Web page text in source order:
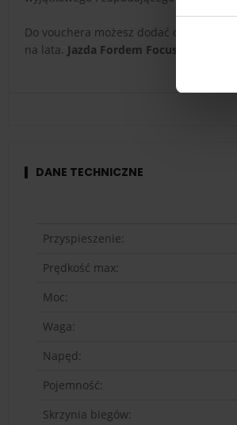
Do vouchera możesz dodać opcję
na lata. Jazda Fordem Focus RS na
DANE TECHNICZNE
Przyspieszenie:
Prędkość max:
Moc:
Waga:
Napęd:
Pojemność:
Skrzynia biegów: